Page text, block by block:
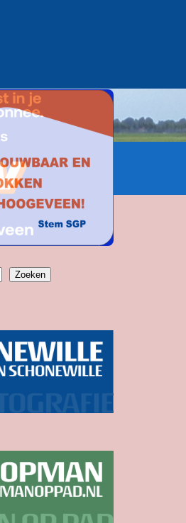
Zoeken